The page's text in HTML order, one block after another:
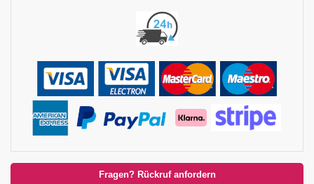
Fragen? Rückruf anfordern